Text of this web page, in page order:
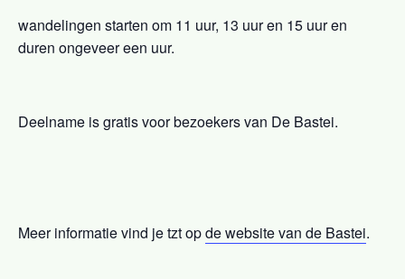
wandelingen starten om 11 uur, 13 uur en 15 uur en
duren ongeveer een uur.
Deelname is gratis voor bezoekers van De Bastei.
Meer informatie vind je tzt opde website van de Bastei.